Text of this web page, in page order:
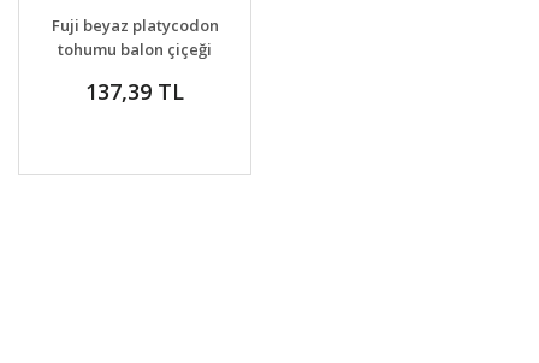
DETAYLAR SEPETE EKLE
Fuji beyaz platycodon
tohumu balon çiçeği
137,39 TL